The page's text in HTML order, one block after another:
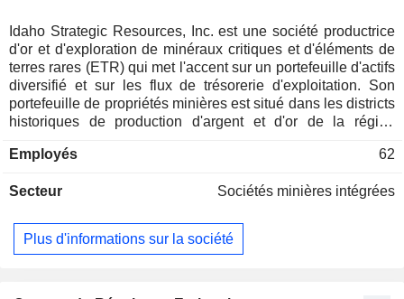
Idaho Strategic Resources, Inc. est une société productrice
d'or et d'exploration de minéraux critiques et d'éléments de
terres rares (ETR) qui met l'accent sur un portefeuille d'actifs
diversifié et sur les flux de trésorerie d'exploitation. Son
portefeuille de propriétés minières est situé dans les districts
historiques de production d'argent et d'or de la région
région d'Elk City, dans le centre-nord de l'Idaho, ainsi que
de la ville de Salmon, dans le centre de l'Idaho. Ses
l'usine New Jersey Mill, ainsi que la propriété d'exploration
Eastern Star et d'autres propriétés à un stade moins avancé.
Employés 62
Secteur Sociétés minières intégrées
Plus d'informations sur la société